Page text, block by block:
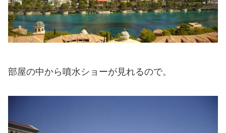
部屋の中から噴水ショーが見れるので。